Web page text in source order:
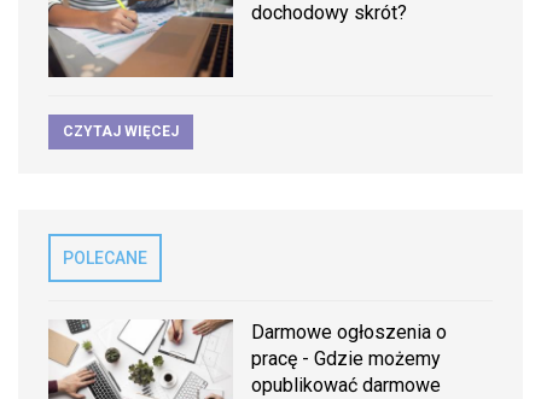
dochodowy skrót?
CZYTAJ WIĘCEJ
POLECANE
Darmowe ogłoszenia o
pracę - Gdzie możemy
opublikować darmowe